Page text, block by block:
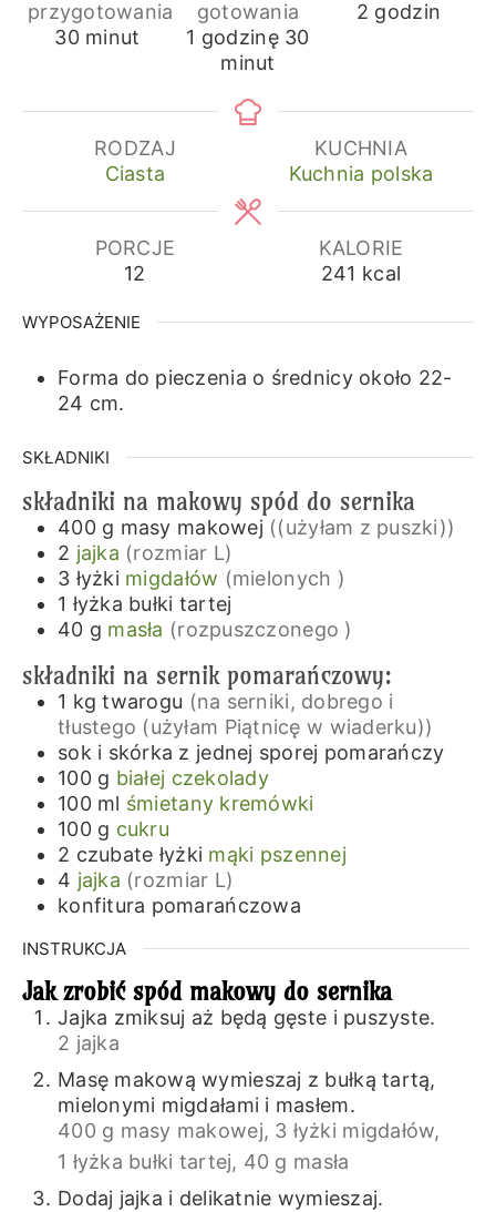
przygotowania
30minuty
minut
gotowania
1 godzina
godzinę 30minuty
minut
2 godziny
godzin
RODZAJ
Ciasta
KUCHNIA
Kuchnia polska
PORCJE
12
KALORIE
241 kcal
WYPOSAŻENIE
Forma do pieczenia o średnicy około 22-
24 cm.
SKŁADNIKI
składniki na makowy spód do sernika
400 g masy makowej ((użyłam z puszki))
2 jajka (rozmiar L)
3 łyżki migdałów (mielonych )
1 łyżka bułki tartej
40 g masła (rozpuszczonego )
składniki na sernik pomarańczowy:
1 kg twarogu (na serniki, dobrego i
tłustego (użyłam Piątnicę w wiaderku))
sok i skórka z jednej sporej pomarańczy
100 g białej czekolady
100 ml śmietany kremówki
100 g cukru
2 czubate łyżki mąki pszennej
4 jajka (rozmiar L)
konfitura pomarańczowa
INSTRUKCJA
Jak zrobić spód makowy do sernika
Jajka zmiksuj aż będą gęste i puszyste.
2 jajka
Masę makową wymieszaj z bułką tartą,
mielonymi migdałami i masłem.
400 g masy makowej, 3 łyżki migdałów,
1 łyżka bułki tartej, 40 g masła
Dodaj jajka i delikatnie wymieszaj.